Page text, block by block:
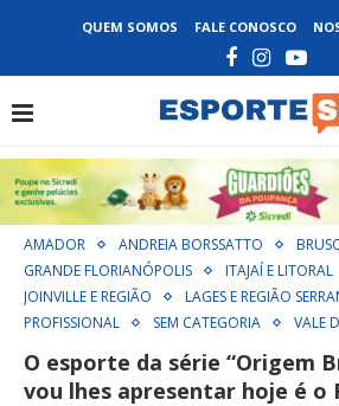
QUEM SOMOS FALE CONOSCO
AMADOR ANDREIA BORSSATTO
GRANDE FLORIANÓPOLIS
ITAJAÍ E LITORAL
JOINVILLE E REGIÃO
LAGES E REGIÃO
PROFISSIONAL
SEM CATEGORIA VALE
O esporte da série “Origem
vou lhes apresentar hoje é o